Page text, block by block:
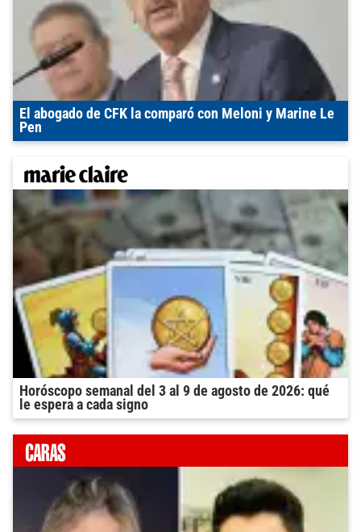
El abogado de CFK la comparó con Meloni y Marine Le
Pen
Horóscopo semanal del 3 al 9 de agosto de 2026: qué
le espera a cada signo